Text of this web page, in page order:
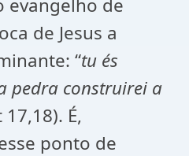
evangelho de
de Jesus a
“tu és
pedra construirei a
17,18). É,
ponto de